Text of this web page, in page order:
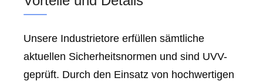
Unsere Industrietore erfüllen sämtliche
aktuellen Sicherheitsnormen und sind UVV-
geprüft. Durch den Einsatz von hochwertigen